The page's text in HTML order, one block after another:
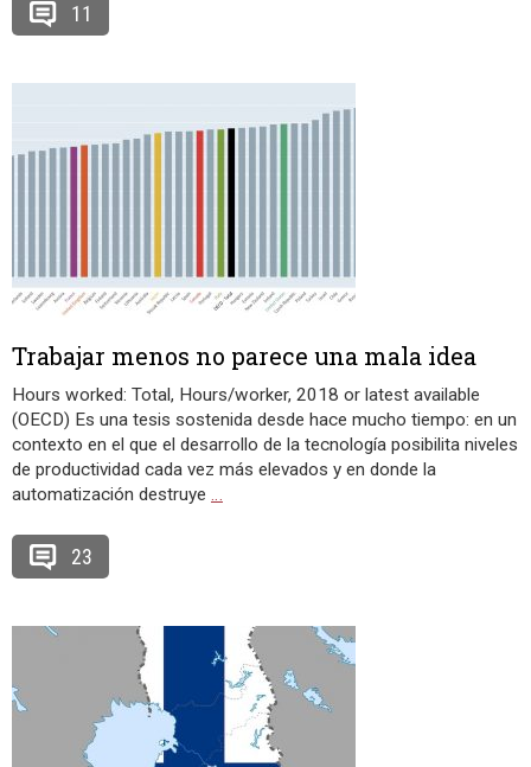
11
Trabajar menos no parece una mala idea
Hours worked: Total, Hours/worker, 2018 or latest available
(OECD) Es una tesis sostenida desde hace mucho tiempo: en un
contexto en el que el desarrollo de la tecnología posibilita niveles
de productividad cada vez más elevados y en donde la
automatización destruye …
23